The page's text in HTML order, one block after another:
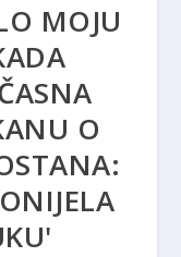
MOJU
O